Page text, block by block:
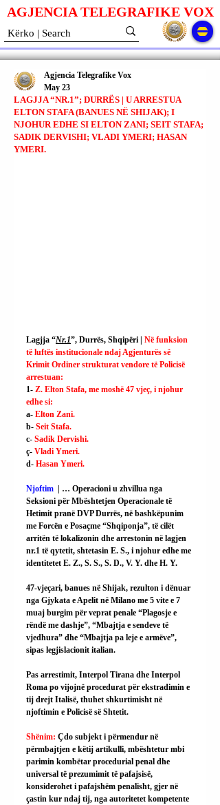
AGJENCIA TELEGRAFIKE VOX
LAGJJA “NR.1”; DURRËS | U ARRESTUA
ELTON STAFA (BANUES NË SHIJAK); I
NJOHUR EDHE SI ELTON ZANI; SEIT STAFA;
SADIK DERVISHI; VLADI YMERI; HASAN
YMERI.
Agjencia Telegrafike Vox
May 23
Lagjja “Nr.1”, Durrës, Shqipëri | Në funksion
të luftës institucionale ndaj Agjenturës së
Krimit Ordiner strukturat vendore të Policisë
arrestuan:
1- Z. Elton Stafa, me moshë 47 vjeç, i njohur
edhe si:
a- Elton Zani.
b- Seit Stafa.
c- Sadik Dervishi.
ç- Vladi Ymeri.
d- Hasan Ymeri.
Njoftim
| … Operacioni u zhvillua nga
Seksioni për Mbështetjen Operacionale të
Hetimit pranë DVP Durrës, në bashkëpunim
me Forcën e Posaçme “Shqiponja”, të cilët
arritën të lokalizonin dhe arrestonin në lagjen
nr.1 të qytetit, shtetasin E. S., i njohur edhe me
identitetet E. Z., S. S., S. D., V. Y. dhe H. Y.
47-vjeçari, banues në Shijak, rezulton i dënuar
nga Gjykata e Apelit në Milano me 5 vite e 7
muaj burgim për veprat penale “Plagosje e
rëndë me dashje”, “Mbajtja e sendeve të
vjedhura” dhe “Mbajtja pa leje e armëve”,
sipas legjislacionit italian.
Pas arrestimit, Interpol Tirana dhe Interpol
Roma po vijojnë procedurat për ekstradimin e
tij drejt Italisë, thuhet shkurtimisht në
njoftimin e Policisë së Shtetit.
Shënim: Çdo subjekt i përmendur në
përmbajtjen e këtij artikulli, mbështetur mbi
parimin kombëtar procedurial penal dhe
universal të prezumimit të pafajsisë,
konsiderohet i pafajshëm penalisht, gjer në
çastin kur ndaj tij, nga autoritetet kompetente